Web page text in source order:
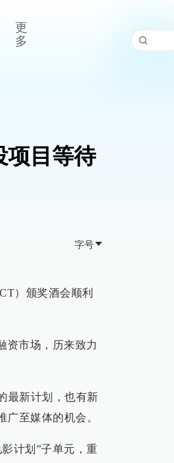
更
多
项目等待
字号
）颁奖酒会顺利
资市场，历来致力
最新计划，也有新
至媒体的机会。
计划”子单元，重